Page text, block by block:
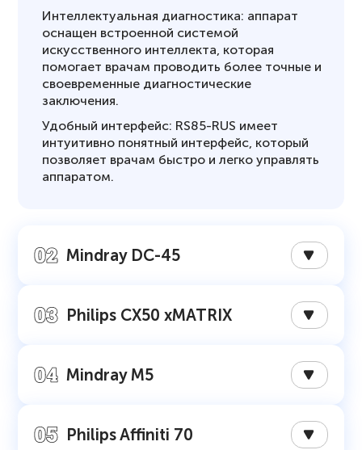
Интеллектуальная диагностика: аппарат
оснащен встроенной системой
искусственного интеллекта, которая
помогает врачам проводить более точные и
своевременные диагностические
заключения.
Удобный интерфейс: RS85-RUS имеет
интуитивно понятный интерфейс, который
позволяет врачам быстро и легко управлять
аппаратом.
Mindray DC-45
Philips CX50 xMATRIX
Mindray M5
Philips Affiniti 70